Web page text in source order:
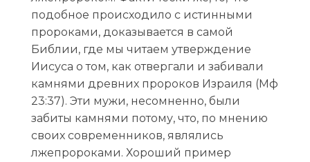
подобное происходило с истинными
пророками, доказывается в самой
Библии, где мы читаем утверждение
Иисуса о том, как отвергали и забивали
камнями древних пророков Израиля (Мф
23:37). Эти мужи, несомненно, были
забиты камнями потому, что, по мнению
своих современников, являлись
лжепророками. Хороший пример